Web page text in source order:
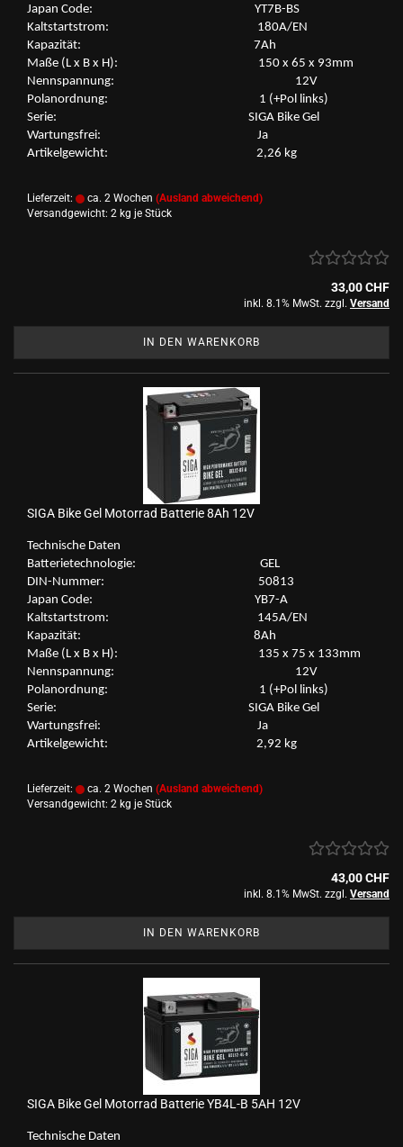
Japan Code: YT7B-​BS
Kalt­start­strom: 180A/EN
Ka­pa­zi­tät: 7Ah
Maße (L x B x H): 150 x 65 x 93mm
Nenn­span­nung: 12V
Po­l­an­ord­nung: 1 (+Pol links)
Serie: SIGA Bike Gel
War­tungs­frei: Ja
Ar­ti­kel­ge­wicht: 2,26 kg
Lieferzeit: ca. 2 Wochen (Ausland abweichend)
Versandgewicht: 2 kg je Stück
33,00 CHF
inkl. 8.1% MwSt. zzgl. Versand
IN DEN WARENKORB
SIGA Bike Gel Mo­tor­rad Bat­te­rie 8Ah 12V
Tech­ni­sche Daten
Bat­te­rie­tech­no­lo­gie: GEL
DIN-​Nummer: 50813
Japan Code: YB7-A
Kalt­start­strom: 145A/EN
Ka­pa­zi­tät: 8Ah
Maße (L x B x H): 135 x 75 x 133mm
Nenn­span­nung: 12V
Po­l­an­ord­nung: 1 (+Pol links)
Serie: SIGA Bike Gel
War­tungs­frei: Ja
Ar­ti­kel­ge­wicht: 2,92 kg
Lieferzeit: ca. 2 Wochen (Ausland abweichend)
Versandgewicht: 2 kg je Stück
43,00 CHF
inkl. 8.1% MwSt. zzgl. Versand
IN DEN WARENKORB
SIGA Bike Gel Mo­tor­rad Bat­te­rie YB4L-​B 5AH 12V
Tech­ni­sche Daten